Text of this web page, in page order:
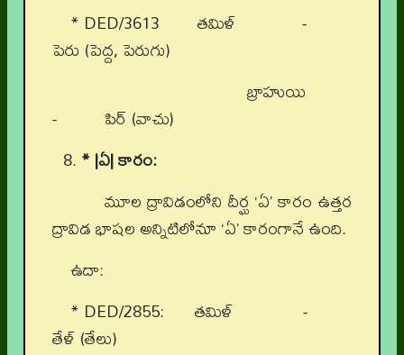
* DED/3613 తమిళ్ -
పెరు (పెద్ద, పెరుగు)
బ్రాహుయి
- పిర్ (వాచు)
* |ఏ| కారం:
మూల ద్రావిడంలోని దీర్ఘ ‘ఏ’ కారం ఉత్తర
ద్రావిడ భాషల అన్నిటిలోనూ ‘ఏ’ కారంగానే ఉంది.
ఉదా:
* DED/2855: తమిళ్ -
తేళ్ (తేలు)